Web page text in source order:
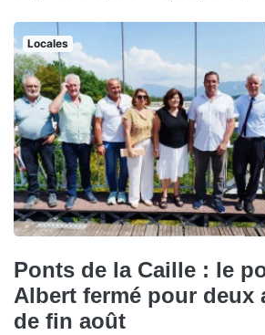
Locales
Ponts de la Caille : le
Albert fermé pour deux
de fin août